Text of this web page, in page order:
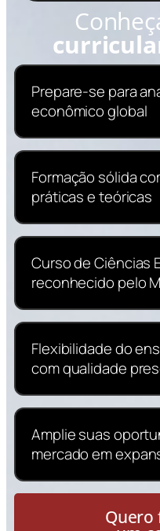
Prepare-se para
econômico global
econômica,
interpretação de
microeconômicos.
Formação sólida
práticas e teóricas
políticas públicas,
e desenvolvimento
Curso de Ciências
reconhecido pelo
autorizado pelo
atuar em setores
pesquisa
Flexibilidade do
com qualidade
especializados,
atividades
Amplie suas
mercado em
econômica,Quero